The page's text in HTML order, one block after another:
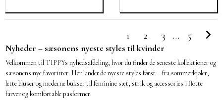
1 2 3 … 5
Nyheder – sæsonens nyeste styles til kvinder
Velkommen til TIPPYs nyhedsafdeling, hvor du finder de seneste kollektioner og
sæsonens nye favoritter. Her lander de nyeste styles først – fra sommerkjoler,
lette bluser og moderne bukser til feminine sæt, strik og accessories i flotte
farver og komfortable pasformer.